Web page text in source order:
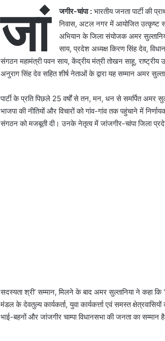
जां जगीर-चांपा : भारतीय जनता पार्टी की
निवास, अटल नगर में आयोजित उत्कृष्ट
अभियान के जिला संयोजक अमर
साय, प्रदेश अध्यक्ष किरण सिंह देव,
संगठन महामंत्री पवन साय, केंद्रीय मंत्री तोखन साहू, राष्ट्रीय
अनुराग सिंह देव सहित शीर्ष नेताओं के द्वारा यह सम्मान अमर
पार्टी के प्रति पिछले 25 वर्षों से तन, मन, धन से समर्पित अमर
भाजपा की नीतियों और विचारों को गांव-गांव तक पहुंचाने में
संगठन को मजबूती दी। उनके नेतृत्व में जांजगीर-चांपा जिला
सदस्यता श्री’ सम्मान, मिलने के बाद अमर सुल्तानिया ने कहा कि
मंडल के देवतुल्य कार्यकर्ता, युवा कार्यकर्त्ता एवं समस्त
भाई-बहनों और जांजगीर चाम्पा विधानसभा की जनता का सम्मान